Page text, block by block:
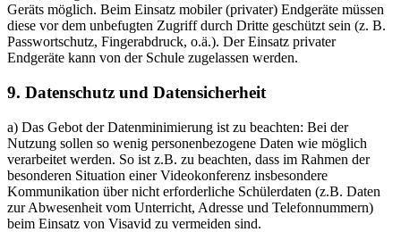
Geräts möglich. Beim Einsatz mobiler (privater) Endgeräte müssen
diese vor dem unbefugten Zugriff durch Dritte geschützt sein (z. B.
Passwortschutz, Fingerabdruck, o.ä.). Der Einsatz privater
Endgeräte kann von der Schule zugelassen werden.
9. Datenschutz und Datensicherheit
a) Das Gebot der Datenminimierung ist zu beachten: Bei der
Nutzung sollen so wenig personenbezogene Daten wie möglich
verarbeitet werden. So ist z.B. zu beachten, dass im Rahmen der
besonderen Situation einer Videokonferenz insbesondere
Kommunikation über nicht erforderliche Schülerdaten (z.B. Daten
zur Abwesenheit vom Unterricht, Adresse und Telefonnummern)
beim Einsatz von Visavid zu vermeiden sind.